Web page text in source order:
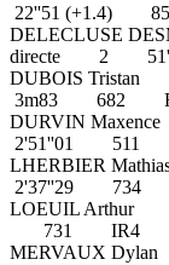
22''51 (+1.4)
DELECLUSE
directe 2
DUBOIS
3m83 682
DURVIN
2'51''01 511
LHERBIER
2'37''29 734
LOEUIL
731 IR4
MERVAUX